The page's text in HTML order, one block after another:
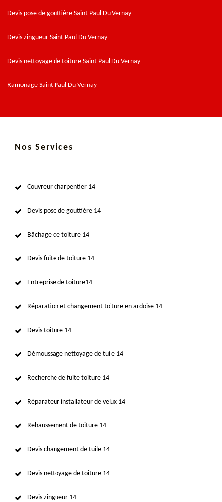
Devis pose de gouttière Saint Paul Du Vernay
Devis zingueur Saint Paul Du Vernay
Devis nettoyage de toiture Saint Paul Du Vernay
Ramonage Saint Paul Du Vernay
Nos Services
Couvreur charpentier 14
Devis pose de gouttière 14
Bâchage de toiture 14
Devis fuite de toiture 14
Entreprise de toiture14
Réparation et changement toiture en ardoise 14
Devis toiture 14
Démoussage nettoyage de tuile 14
Recherche de fuite toiture 14
Réparateur installateur de velux 14
Rehaussement de toiture 14
Devis changement de tuile 14
Devis nettoyage de toiture 14
Devis zingueur 14